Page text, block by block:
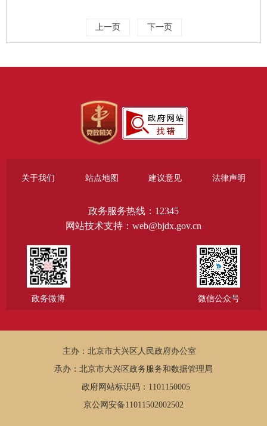
上一页 下一页
关于我们 站点地图 建议意见 法律声明
政务服务热线：12345
网站技术支持：web@bjdx.gov.cn
政务微博 微信公众号
主办：北京市大兴区人民政府办公室
承办：北京市大兴区政务服务和数据管理局
政府网站标识码：1101150005
京公网安备11011502002502